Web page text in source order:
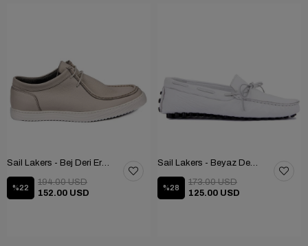
Sail Lakers - Bej Deri Erkek Ayakkabı 101-2669-HE84
%22
152.00 USD
194.00 USD
Sail Lakers - Beyaz Deri Erkek Ayakkabı 101-3791-11169
%28
125.00 USD
173.00 USD